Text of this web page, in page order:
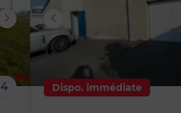
supprimer
4
Dispo. immédiate